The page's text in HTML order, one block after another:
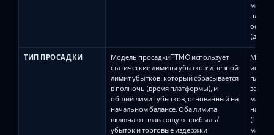
ТИП ПРОСАДКИ
Модель просадкиFTMO использует
статические лимиты убытков: дневной
лимит убытков, который сбрасывается
в полночь (время платформы), и
общий лимит убытков, основанный на
начальном балансе. Оба лимита
включают плавающую прибыль/
убыток и торговые издержки
на
(10%)